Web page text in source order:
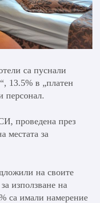
са пуснали
13.5% в „платен
персонал.
проведена през
местата за
на своите
използване на
са имали намерение